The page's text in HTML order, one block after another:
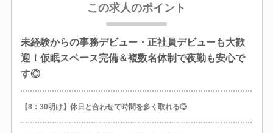
この求人のポイント
未経験からの事務デビュー・正社員デビューも大歓
迎！仮眠スペース完備＆複数名体制で夜勤も安心で
す◎
【8：30明け】休日と合わせて時間を多く取れる◎